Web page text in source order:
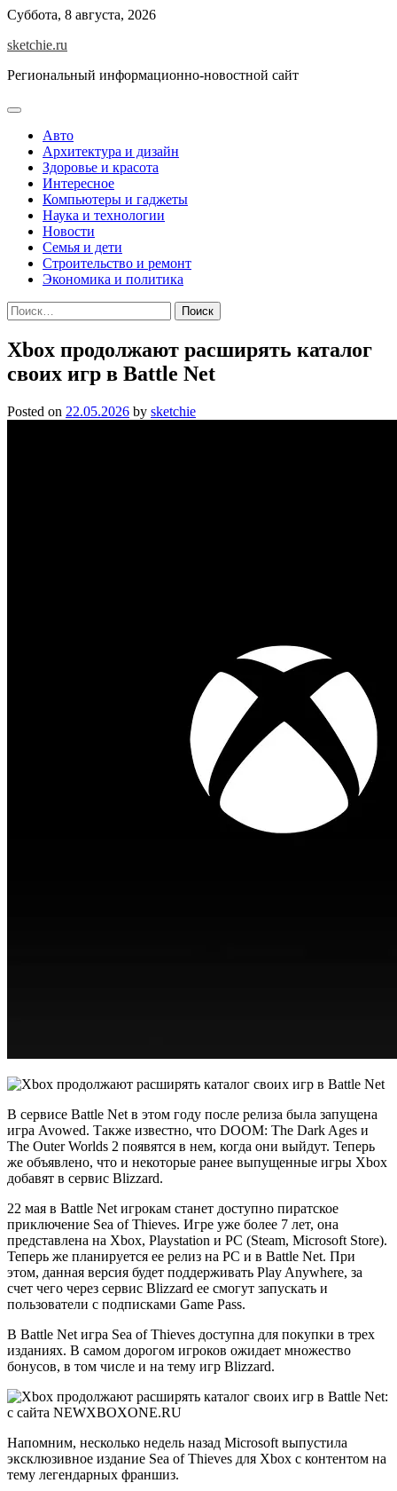
Skip
content
Суббота, 8 августа, 2026
sketchie.ru
Региональный информационно-новостной сайт
Авто
Архитектура и дизайн
Здоровье и красота
Интересное
Компьютеры и гаджеты
Наука и технологии
Новости
Семья и дети
Строительство и ремонт
Экономика и политика
Найти:
Xbox продолжают расширять каталог
своих игр в Battle Net
Posted on 22.05.2026 by sketchie
В сервисе Battle Net в этом году после релиза была запущена
игра Avowed. Также известно, что DOOM: The Dark Ages и
The Outer Worlds 2 появятся в нем, когда они выйдут. Теперь
же объявлено, что и некоторые ранее выпущенные игры Xbox
добавят в сервис Blizzard.
22 мая в Battle Net игрокам станет доступно пиратское
приключение Sea of Thieves. Игре уже более 7 лет, она
представлена на Xbox, Playstation и PC (Steam, Microsoft Store).
Теперь же планируется ее релиз на PC и в Battle Net. При
этом, данная версия будет поддерживать Play Anywhere, за
счет чего через сервис Blizzard ее смогут запускать и
пользователи с подписками Game Pass.
В Battle Net игра Sea of Thieves доступна для покупки в трех
изданиях. В самом дорогом игроков ожидает множество
бонусов, в том числе и на тему игр Blizzard.
Напомним, несколько недель назад Microsoft выпустила
эксклюзивное издание Sea of Thieves для Xbox с контентом на
тему легендарных франшиз.